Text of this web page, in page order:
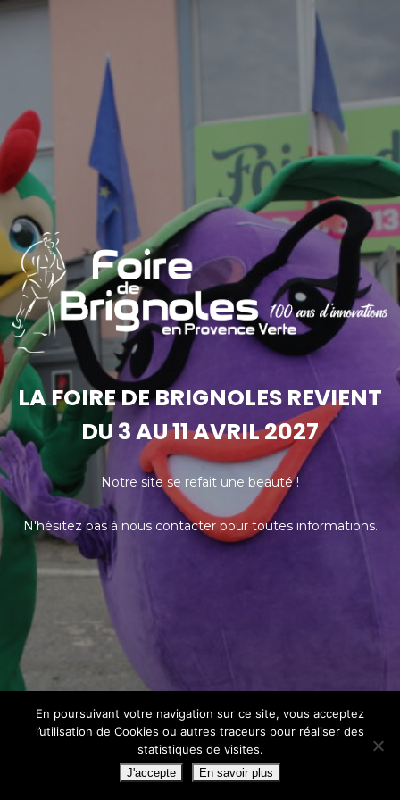
LA FOIRE DE BRIGNOLES REVIENT
DU 3 AU 11 AVRIL 2027
Notre site se refait une beauté !
N'hésitez pas à nous contacter pour toutes informations.
En poursuivant votre navigation sur ce site, vous acceptez
l’utilisation de Cookies ou autres traceurs pour réaliser des
statistiques de visites.
J'accepte En savoir plus